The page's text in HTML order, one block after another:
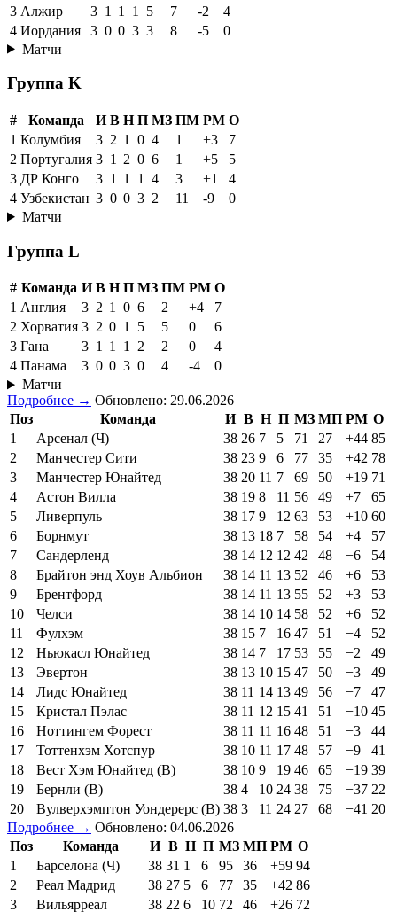
3 Алжир 3 1 1 1 5 7 -2
4
4 Иордания 3 0 0 3 3 8 -5
0
Матчи
Группа K
# Команда И В Н П МЗ ПМ РМ О
1 Колумбия 3 2 1 0 4 1 +3
7
2 Португалия 3 1 2 0 6 1 +5
5
3 ДР Конго 3 1 1 1 4 3 +1
4
4 Узбекистан 3 0 0 3 2 11 -9
0
Матчи
Группа L
# Команда И В Н П МЗ ПМ РМ О
1 Англия 3 2 1 0 6 2 +4
7
2 Хорватия 3 2 0 1 5 5 0
6
3 Гана 3 1 1 1 2 2 0
4
4 Панама 3 0 0 3 0 4 -4
0
Матчи
Подробнее → Обновлено: 29.06.2026
Поз
Команда И В Н П МЗ МП РМ О
1
Арсенал (Ч) 38 26 7 5 71 27 +44 85
2
Манчестер Сити 38 23 9 6 77 35 +42 78
3
Манчестер Юнайтед 38 20 11 7 69 50 +19 71
4
Астон Вилла 38 19 8 11 56 49 +7
65
5
Ливерпуль 38 17 9 12 63 53 +10 60
6
Борнмут 38 13 18 7 58 54 +4
57
7
Сандерленд 38 14 12 12 42 48 −6
54
8
Брайтон энд Хоув Альбион 38 14 11 13 52 46 +6
53
9
Брентфорд 38 14 11 13 55 52 +3
53
10
Челси 38 14 10 14 58 52 +6
52
11
Фулхэм 38 15 7 16 47 51 −4
52
12
Ньюкасл Юнайтед 38 14 7 17 53 55 −2
49
13
Эвертон 38 13 10 15 47 50 −3
49
14
Лидс Юнайтед 38 11 14 13 49 56 −7
47
15
Кристал Пэлас 38 11 12 15 41 51 −10 45
16
Ноттингем Форест 38 11 11 16 48 51 −3
44
17
Тоттенхэм Хотспур 38 10 11 17 48 57 −9
41
18
Вест Хэм Юнайтед (В) 38 10 9 19 46 65 −19 39
19
Бернли (В) 38 4 10 24 38 75 −37 22
20
Вулверхэмптон Уондерерс (В) 38 3 11 24 27 68 −41 20
Подробнее → Обновлено: 04.06.2026
Поз
Команда И В Н П МЗ МП РМ О
1
Барселона (Ч) 38 31 1 6 95 36 +59 94
2
Реал Мадрид 38 27 5 6 77 35 +42 86
3
Вильярреал 38 22 6 10 72 46 +26 72